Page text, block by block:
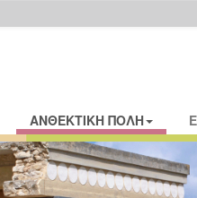
ΑΝΘΕΚΤΙΚΗ ΠΟΛΗ